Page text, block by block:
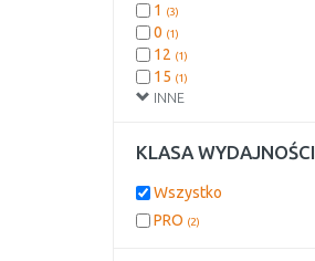
INNE
1 (3)
0 (1)
12 (1)
15 (1)
2 (1)
3 (1)
4
5(1)
7
KLASA WYDAJNOŚCI
Wszystko
PRO (2)